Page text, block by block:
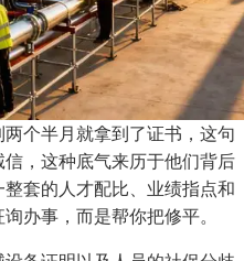
个半月就拿到了证书，这句
，这种底气来历于他们背后
套的人才配比、业绩指点和
办事，而是帮你把修平。